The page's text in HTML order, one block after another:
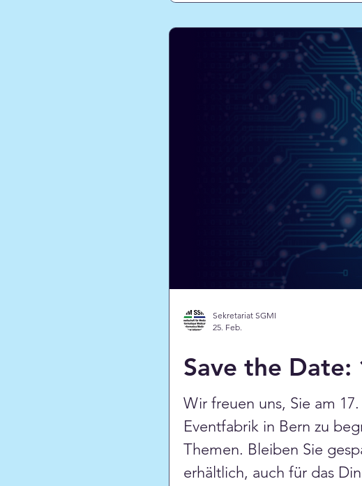
Save the
Wir freuen uns, Sie am
Eventfabrik in Bern zu
Themen. Bleiben Sie
erhältlich, auch für das
Sekretariat SGMI
25. Feb.